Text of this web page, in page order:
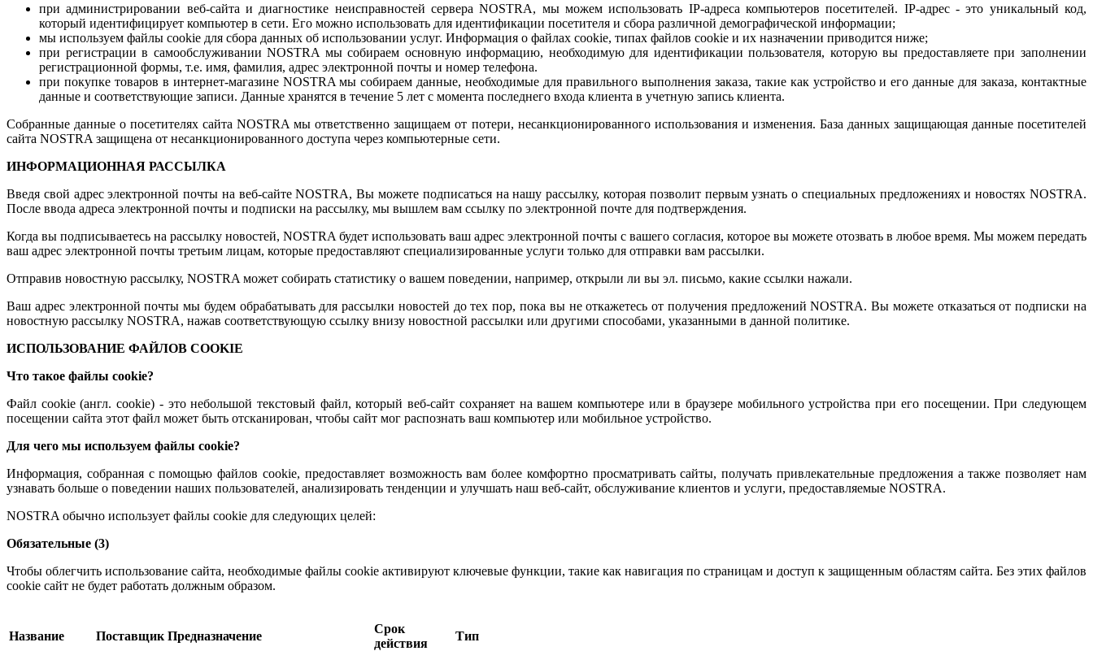
при администрировании веб-сайта и диагностике неисправностей сервера NOSTRA, мы можем использовать IP-адреса компьютеров посетителей. IP-адрес - это уникальный код,
который идентифицирует компьютер в сети. Его можно использовать для идентификации посетителя и сбора различной демографической информации;
мы используем файлы cookie для сбора данных об использовании услуг. Информация о файлах cookie, типах файлов cookie и их назначении приводится ниже;
при регистрации в самообслуживании NOSTRA мы собираем основную информацию, необходимую для идентификации пользователя, которую вы предоставляете при заполнении
регистрационной формы, т.е. имя, фамилия, адрес электронной почты и номер телефона.
при покупке товаров в интернет-магазине NOSTRA мы собираем данные, необходимые для правильного выполнения заказа, такие как устройство и его данные для заказа, контактные
данные и соответствующие записи. Данные хранятся в течение 5 лет с момента последнего входа клиента в учетную запись клиента.
Собранные данные о посетителях сайта NOSTRA мы ответственно защищаем от потери, несанкционированного использования и изменения. База данных защищающая данные посетителей
сайта NOSTRA защищена от несанкционированного доступа через компьютерные сети.
ИНФОРМАЦИОННАЯ РАССЫЛКА
Введя свой адрес электронной почты на веб-сайте NOSTRA, Вы можете подписаться на нашу рассылку, которая позволит первым узнать о специальных предложениях и новостях NOSTRA.
После ввода адреса электронной почты и подписки на рассылку, мы вышлем вам ссылку по электронной почте для подтверждения.
Когда вы подписываетесь на рассылку новостей, NOSTRA будет использовать ваш адрес электронной почты с вашего согласия, которое вы можете отозвать в любое время. Мы можем передать
ваш адрес электронной почты третьим лицам, которые предоставляют специализированные услуги только для отправки вам рассылки.
Отправив новостную рассылку, NOSTRA может собирать статистику о вашем поведении, например, открыли ли вы эл. письмо, какие ссылки нажали.
Ваш адрес электронной почты мы будем обрабатывать для рассылки новостей до тех пор, пока вы не откажетесь от получения предложений NOSTRA. Вы можете отказаться от подписки на
новостную рассылку NOSTRA, нажав соответствующую ссылку внизу новостной рассылки или другими способами, указанными в данной политике.
ИСПОЛЬЗОВАНИЕ ФАЙЛОВ COOKIE
Что такое файлы cookie?
Файл cookie (англ. cookie) - это небольшой текстовый файл, который веб-сайт сохраняет на вашем компьютере или в браузере мобильного устройства при его посещении. При следующем
посещении сайта этот файл может быть отсканирован, чтобы сайт мог распознать ваш компьютер или мобильное устройство.
Для чего мы используем файлы cookie?
Информация, собранная с помощью файлов cookie, предоставляет возможность вам более комфортно просматривать сайты, получать привлекательные предложения а также позволяет нам
узнавать больше о поведении наших пользователей, анализировать тенденции и улучшать наш веб-сайт, обслуживание клиентов и услуги, предоставляемые NOSTRA.
NOSTRA обычно использует файлы cookie для следующих целей:
Обязательные (3)
Чтобы облегчить использование сайта, необходимые файлы cookie активируют ключевые функции, такие как навигация по страницам и доступ к защищенным областям сайта. Без этих файлов
cookie сайт не будет работать должным образом.
Название Поставщик Предназначение
Срок
действия
Тип